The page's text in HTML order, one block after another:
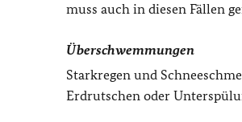
muss auch in diesen Fällen
Überschwemmungen
Starkregen und
Erdrutschen oder